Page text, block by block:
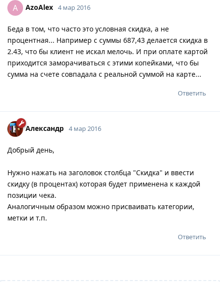
A AzoAlex 4 мар 2016
Беда в том, что часто это условная скидка, а не
процентная... Например с суммы 687,43 делается скидка в
2.43, что бы клиент не искал мелочь. И при оплате картой
приходится заморачиваться с этими копейками, что бы
сумма на счете совпадала с реальной суммой на карте...
Ответить
Александр 4 мар 2016
Добрый день,
Нужно нажать на заголовок столбца "Скидка" и ввести
скидку (в процентах) которая будет применена к каждой
позиции чека.
Аналогичным образом можно присваивать категории,
метки и т.п.
Ответить